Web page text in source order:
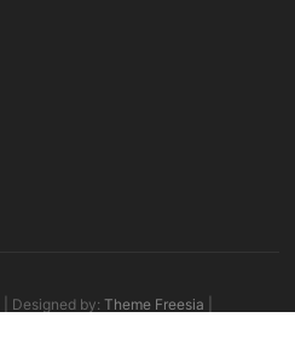
| Designed by:Theme Freesia